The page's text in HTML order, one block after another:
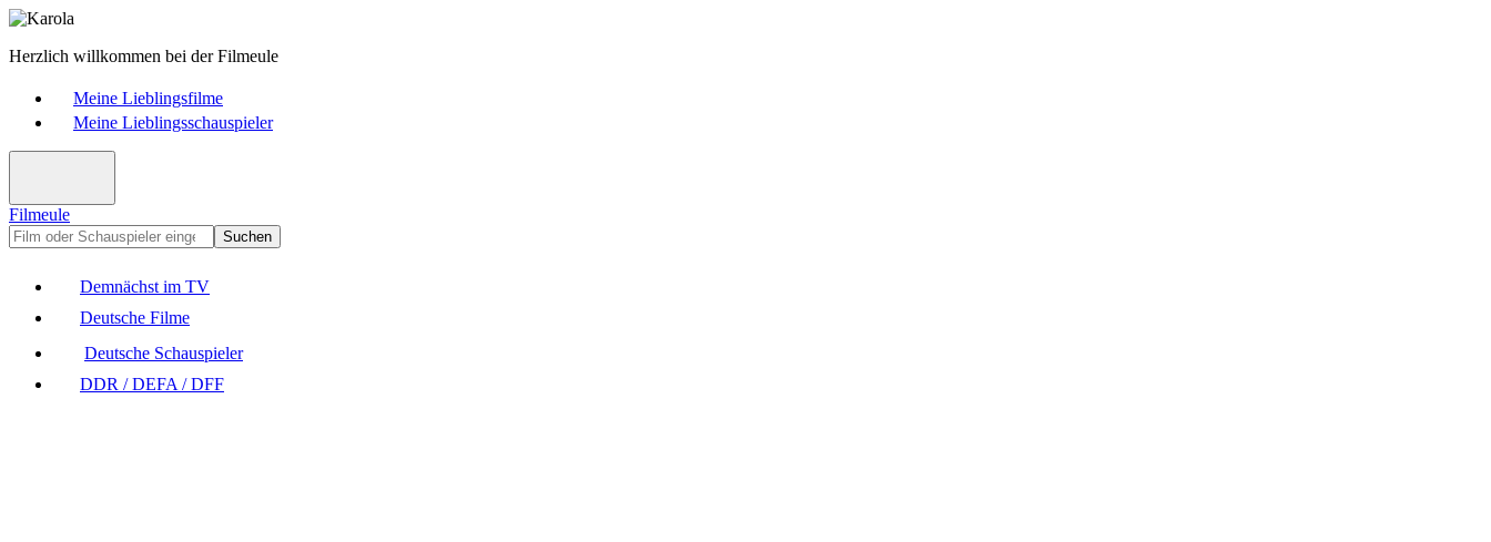
Herzlich willkommen bei der Filmeule
Meine Lieblingsfilme
Meine Lieblingsschauspieler
Filmeule
Suchen
Demnächst im TV
Deutsche Filme
Deutsche Schauspieler
DDR / DEFA / DFF